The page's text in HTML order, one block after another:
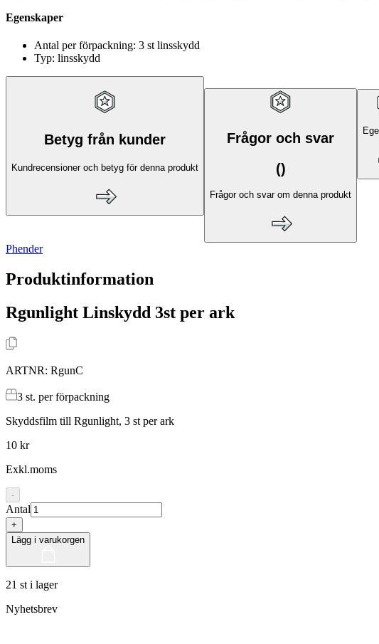
Egenskaper
Antal per förpackning: 3 st linsskydd
Typ: linsskydd
Betyg från kunder
Kundrecensioner och betyg för denna produkt
Frågor och svar
()
Frågor och svar om denna produkt
Phender
Produktinformation
Rgunlight Linskydd 3st per ark
ARTNR: RgunC
3 st. per förpackning
Skyddsfilm till Rgunlight, 3 st per ark
10 kr
Exkl.moms
-
Antal
+
Lägg i varukorgen
21 st i lager
Nyhetsbrev